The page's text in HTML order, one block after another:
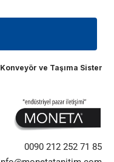
Konveyör ve Taşıma
0090 212 252 71 85